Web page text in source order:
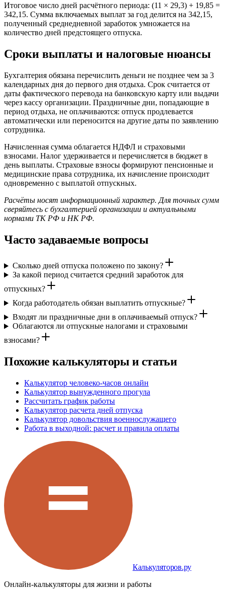
Итоговое число дней расчётного периода: (11 × 29,3) + 19,85 =
342,15. Сумма включаемых выплат за год делится на 342,15,
полученный среднедневной заработок умножается на
количество дней предстоящего отпуска.
Сроки выплаты и налоговые нюансы
Бухгалтерия обязана перечислить деньги не позднее чем за 3
календарных дня до первого дня отдыха. Срок считается от
даты фактического перевода на банковскую карту или выдачи
через кассу организации. Праздничные дни, попадающие в
период отдыха, не оплачиваются: отпуск продлевается
автоматически или переносится на другие даты по заявлению
сотрудника.
Начисленная сумма облагается НДФЛ и страховыми
взносами. Налог удерживается и перечисляется в бюджет в
день выплаты. Страховые взносы формируют пенсионные и
медицинские права сотрудника, их начисление происходит
одновременно с выплатой отпускных.
Расчёты носят информационный характер. Для точных сумм
сверяйтесь с бухгалтерией организации и актуальными
нормами ТК РФ и НК РФ.
Часто задаваемые вопросы
Сколько дней отпуска положено по закону?
За какой период считается средний заработок для
отпускных?
Когда работодатель обязан выплатить отпускные?
Входят ли праздничные дни в оплачиваемый отпуск?
Облагаются ли отпускные налогами и страховыми
взносами?
Похожие калькуляторы и статьи
Калькулятор человеко-часов онлайн
Калькулятор вынужденного прогула
Рассчитать график работы
Калькулятор расчета дней отпуска
Калькулятор довольствия военнослужащего
Работа в выходной: расчет и правила оплаты
Калькуляторов.ру
Онлайн-калькуляторы для жизни и работы